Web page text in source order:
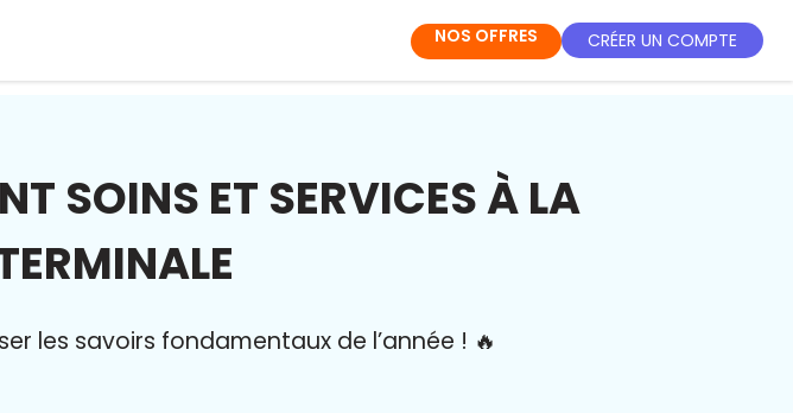
NOS OFFRES CRÉER UN COMPTE
SOINS ET SERVICES À LA
les savoirs fondamentaux de l’année ! 🔥